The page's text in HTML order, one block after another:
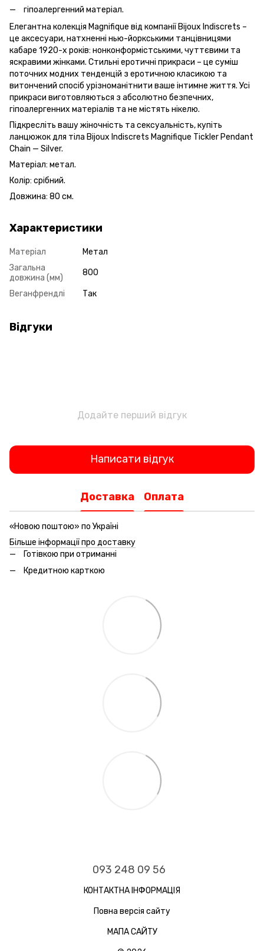
гіпоалергенний матеріал.
Елегантна колекція Magnifique від компанії Bijoux Indiscrets –
це аксесуари, натхненні нью-йоркськими танцівницями
кабаре 1920-х років: нонконформістськими, чуттєвими та
яскравими жінками. Стильні еротичні прикраси – це суміш
поточних модних тенденцій з еротичною класикою та
витончений спосіб урізноманітнити ваше інтимне життя. Усі
прикраси виготовляються з абсолютно безпечних,
гіпоалергенних матеріалів та не містять нікелю.
Підкресліть вашу жіночність та сексуальність, купіть
ланцюжок для тіла Bijoux Indiscrets Magnifique Tickler Pendant
Chain — Silver.
Матеріал: метал.
Колір: срібний.
Довжина: 80 см.
Характеристики
Матеріал
Метал
Загальна
довжина (мм)
800
Веганфрендлі Так
Відгуки
Додайте перший відгук
Написати відгук
Доставка Оплата
«Новою поштою» по Україні
Більше інформації про доставку
Готівкою при отриманні
Кредитною карткою
093 248 09 56
КОНТАКТНА ІНФОРМАЦІЯ
Повна версія сайту
МАПА САЙТУ